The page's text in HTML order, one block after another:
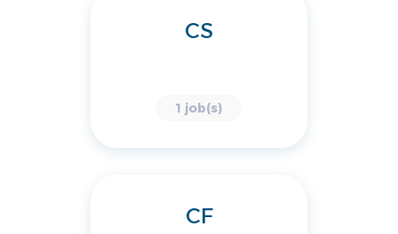
CS
1 job(s)
CF